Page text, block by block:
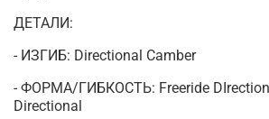
ДЕТАЛИ:
- ИЗГИБ: Directional Camber
- ФОРМА/ГИБКОСТЬ: Freeride
Directional